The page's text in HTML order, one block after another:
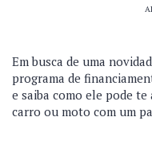
Em busca de uma
programa de
e saiba como ele pode
carro ou moto com um